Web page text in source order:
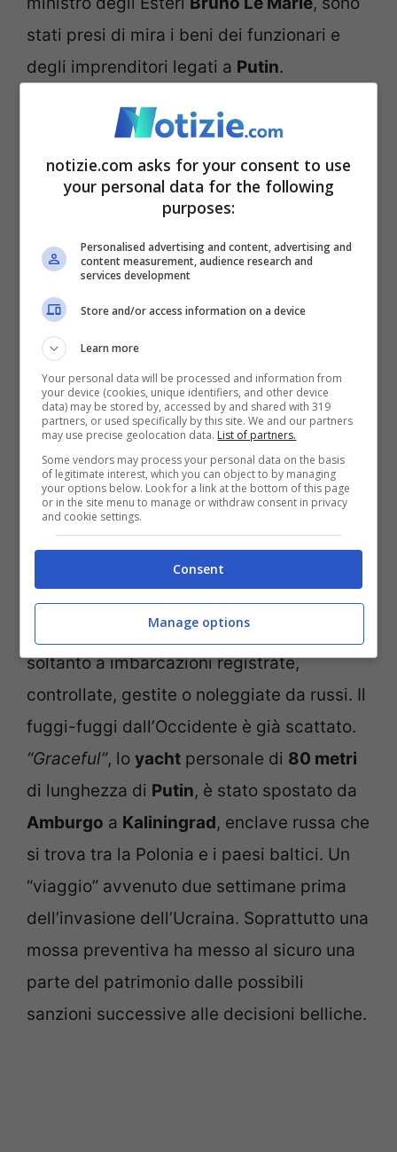
stati presi di mira i beni dei funzionari e
degli imprenditori legati a Putin.
Putin aveva spostato il suo
yacht due settimane prima
dell’invasione
Nel Regno Unito sono stati sequestrati yacht e jet privati
russi: la notizia è stata data da Grant Shapps in
Parlamento (Ansa Foto)
Shapps, tornando nelRegno Unito, aveva
già da qualche settimana annunciato di
essere pronto a non fornire l’accesso alle
navi battenti bandiera russa o anche
soltanto a imbarcazioni registrate,
controllate, gestite o noleggiate da russi. Il
fuggi-fuggi dall’Occidente è già scattato.
“Graceful”, lo yacht personale di 80 metri
di lunghezza di Putin, è stato spostato da
Amburgo a Kaliningrad, enclave russa che
si trova tra la Polonia e i paesi baltici. Un
“viaggio” avvenuto due settimane prima
dell’invasione dell’Ucraina. Soprattutto una
mossa preventiva ha messo al sicuro una
parte del patrimonio dalle possibili
sanzioni successive alle decisioni belliche.
notizie.com asks for your consent to use
your personal data for the following
purposes:
Personalised advertising and content, advertising and
content measurement, audience research and
services development
Store and/or access information on a device
Learn more
Your personal data will be processed and information from
your device (cookies, unique identifiers, and other device
data) may be stored by, accessed by and shared with 319
partners, or used specifically by this site. We and our partners
may use precise geolocation data. List of partners.
Some vendors may process your personal data on the basis
of legitimate interest, which you can object to by managing
your options below. Look for a link at the bottom of this page
or in the site menu to manage or withdraw consent in privacy
and cookie settings.
Consent
Manage options